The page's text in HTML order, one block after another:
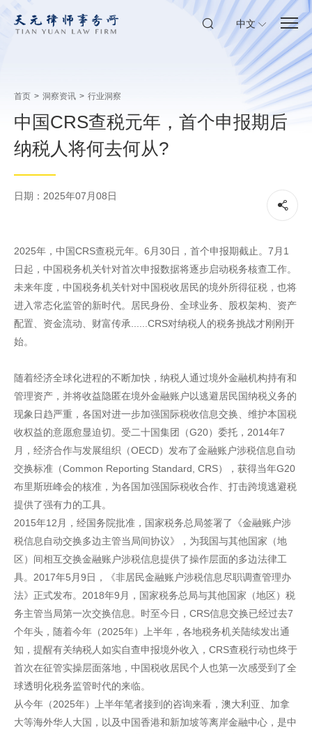
中文
首页 > 洞察资讯 > 行业洞察
中国CRS查税元年，首个申报期后
纳税人将何去何从?
日期：2025年07月08日
2025年，中国CRS查税元年。6月30日，首个申报期截止。7月1
日起，中国税务机关针对首次申报数据将逐步启动税务核查工作。
未来年度，中国税务机关针对中国税收居民的境外所得征税，也将
进入常态化监管的新时代。居民身份、全球业务、股权架构、资产
配置、资金流动、财富传承......CRS对纳税人的税务挑战才刚刚开
始。
随着经济全球化进程的不断加快，纳税人通过境外金融机构持有和
管理资产，并将收益隐匿在境外金融账户以逃避居民国纳税义务的
现象日趋严重，各国对进一步加强国际税收信息交换、维护本国税
收权益的意愿愈显迫切。受二十国集团（G20）委托，2014年7
月，经济合作与发展组织（OECD）发布了金融账户涉税信息自动
交换标准（Common Reporting Standard, CRS），获得当年G20
布里斯班峰会的核准，为各国加强国际税收合作、打击跨境逃避税
提供了强有力的工具。
2015年12月，经国务院批准，国家税务总局签署了《金融账户涉
税信息自动交换多边主管当局间协议》，为我国与其他国家（地
区）间相互交换金融账户涉税信息提供了操作层面的多边法律工
具。2017年5月9日，《非居民金融账户涉税信息尽职调查管理办
法》正式发布。2018年9月，国家税务总局与其他国家（地区）税
务主管当局第一次交换信息。时至今日，CRS信息交换已经过去7
个年头，随着今年（2025年）上半年，各地税务机关陆续发出通
知，提醒有关纳税人如实自查申报境外收入，CRS查税行动也终于
首次在征管实操层面落地，中国税收居民个人也第一次感受到了全
球透明化税务监管时代的来临。
从今年（2025年）上半年笔者接到的咨询来看，澳大利亚、加拿
大等海外华人大国，以及中国香港和新加坡等离岸金融中心，是中